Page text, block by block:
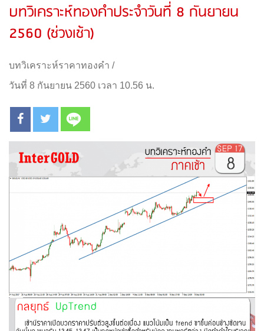
บทวิเคราะห์ทองคำประจำวันที่ 8 กันยายน
2560 (ช่วงเช้า)
บทวิเคราะห์ราคาทองคำ /
วันที่ 8 กันยายน 2560 เวลา 10.56 น.